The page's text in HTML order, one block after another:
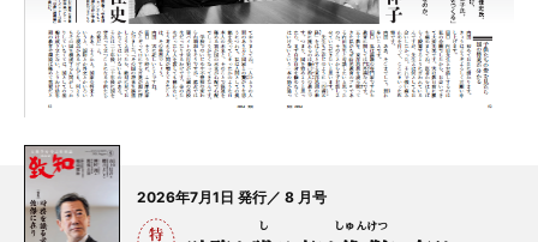
2026年7月1日 発行／ 8 月号
し しゅんけつ